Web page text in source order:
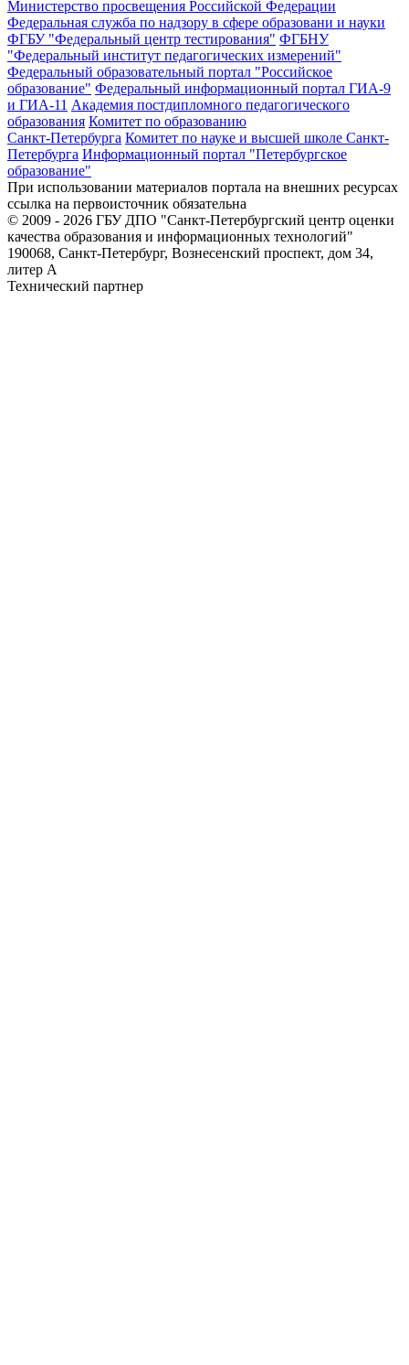
Министерство просвещения Российской Федерации
Федеральная служба по надзору в сфере образовани и науки
ФГБУ "Федеральный центр тестирования" ФГБНУ
"Федеральный институт педагогических измерений"
Федеральный образовательный портал "Российское
образование" Федеральный информационный портал ГИА-9
и ГИА-11 Академия постдипломного педагогического
образования Комитет по образованию
Санкт-Петербурга Комитет по науке и высшей школе Санкт-
Петербурга Информационный портал "Петербургское
образование"
При использовании материалов портала на внешних ресурсах
ссылка на первоисточник обязательна
© 2009 - 2026 ГБУ ДПО "Санкт-Петербургский центр оценки
качества образования и информационных технологий"
190068, Санкт-Петербург, Вознесенский проспект, дом 34,
литер А
Технический партнер